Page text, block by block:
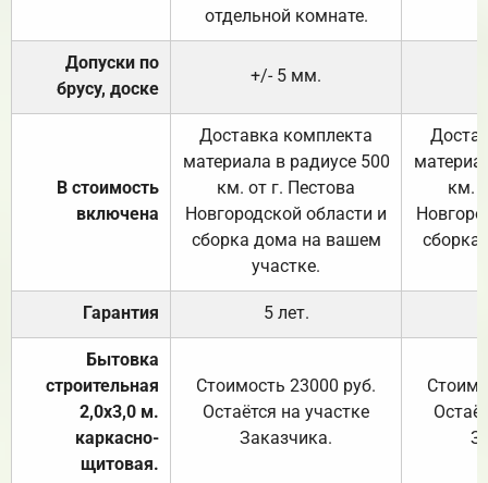
отдельной комнате.
Допуски по
брусу, доске
+/- 5 мм.
В стоимость
включена
Доставка комплекта
материала в радиусе 500
км. от г. Пестова
Новгородской области и
сборка дома на вашем
участке.
км.
Гарантия 5 лет.
Бытовка
строительная
2,0х3,0 м.
каркасно-
щитовая.
Стоимость 23000 руб.
Остаётся на участке
Заказчика.